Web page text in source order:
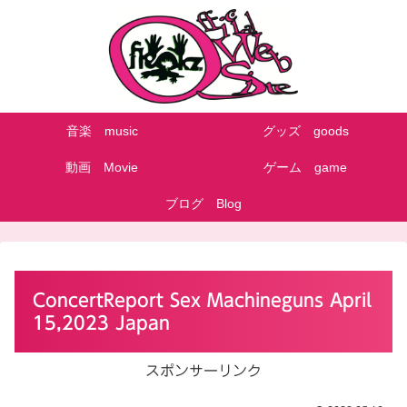
音楽 music グッズ goods
動画 Movie ゲーム game
ブログ Blog
ConcertReport Sex Machineguns April
15,2023 Japan
スポンサーリンク